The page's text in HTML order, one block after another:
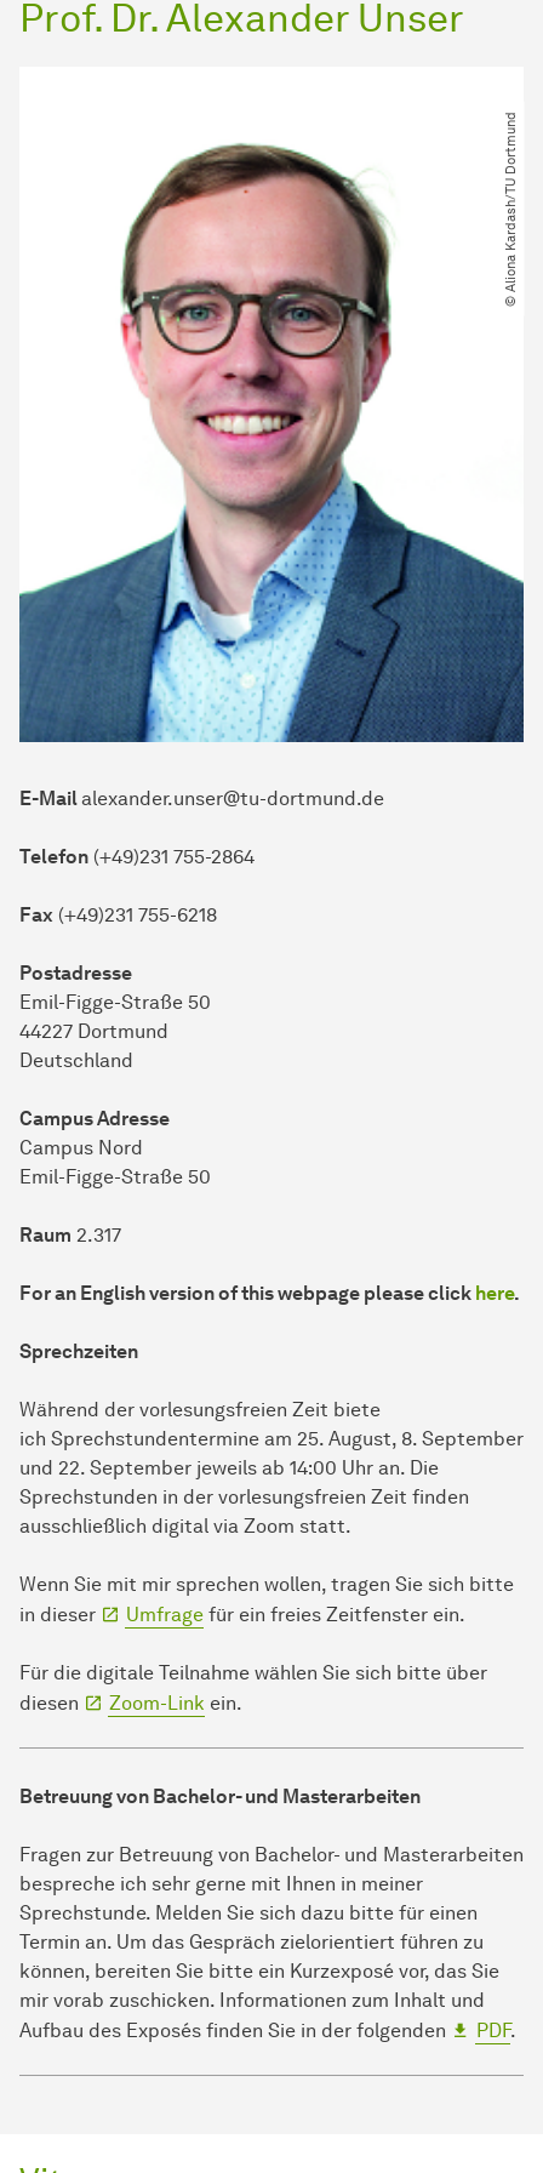
Prof. Dr. Alexander Unser
© Aliona Kardash​/​TU Dortmund
E-Mailalexander.unser@tu-dortmund.de
Telefon (+49)231 755-2864
Fax (+49)231 755-6218
Postadresse
Emil-Figge-Straße 50
44227 Dortmund
Deutschland
Campus Adresse
Campus Nord
Emil-Figge-Straße 50
Raum 2.317
For an English version of this webpage please click here.
Sprechzeiten
Während der vorlesungsfreien Zeit biete
ich Sprechstundentermine am 25. August, 8. September
und 22. September jeweils ab 14:00 Uhr an. Die
Sprechstunden in der vorlesungsfreien Zeit finden
ausschließlich digital via Zoom statt.
Wenn Sie mit mir sprechen wollen, tragen Sie sich bitte
in dieser
Umfrage für ein freies Zeitfenster ein.
Für die digitale Teilnahme wählen Sie sich bitte über
diesen
Zoom-Link ein.
Betreuung von Bachelor- und Masterarbeiten
Fragen zur Betreuung von Bachelor- und Masterarbeiten
bespreche ich sehr gerne mit Ihnen in meiner
Sprechstunde. Melden Sie sich dazu bitte für einen
Termin an. Um das Gespräch zielorientiert führen zu
können, bereiten Sie bitte ein Kurzexposé vor, das Sie
mir vorab zuschicken. Informationen zum Inhalt und
Aufbau des Exposés finden Sie in der folgenden
PDF.